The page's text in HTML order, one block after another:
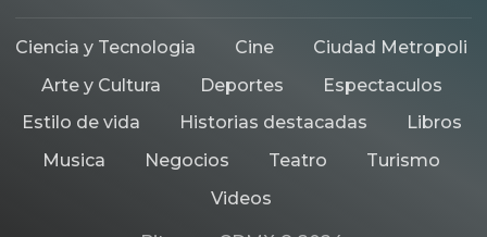
Ciencia y Tecnologia Cine
Ciudad Metropoli
Arte y Cultura
Deportes
Espectaculos
Estilo de vida
Historias destacadas
Libros
Musica
Negocios Teatro
Turismo
Videos